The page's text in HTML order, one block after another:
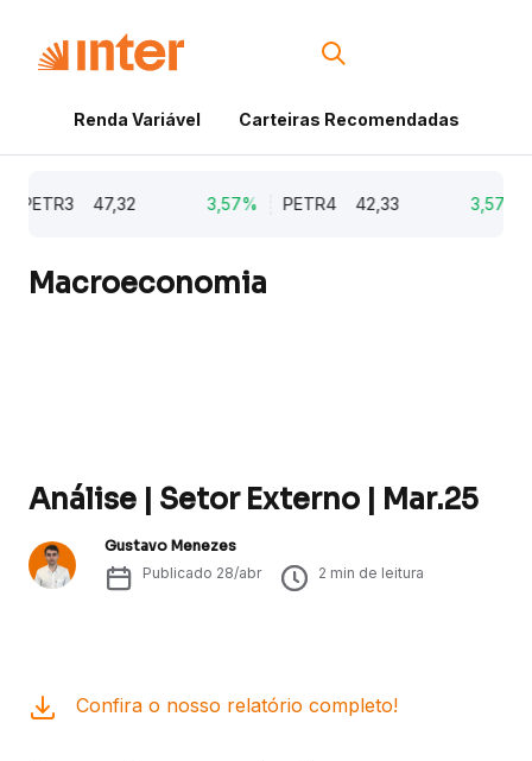
Renda Variável Carteiras Recomendadas
47,32 3,57% PETR4 42,33 3,57%
Macroeconomia
Análise | Setor Externo | Mar.25
Gustavo Menezes
Publicado 28/abr 2 min de leitura
Confira o nosso relatório completo!